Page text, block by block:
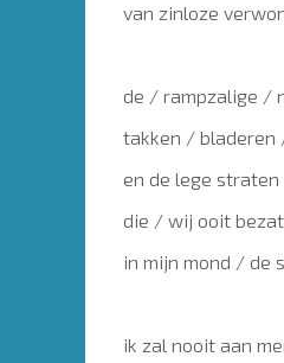
van zinloze
de / rampzalige /
takken / bladeren
en de lege
die / wij ooit
in mijn mond / de
ik zal nooit aan